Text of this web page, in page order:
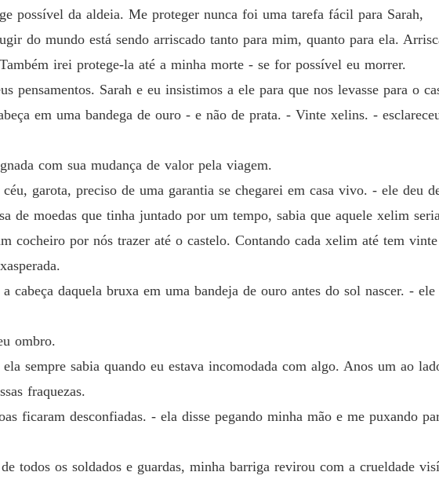
possível da aldeia. Me proteger nunca foi uma tarefa fácil para Sarah,
do mundo está sendo arriscado tanto para mim, quanto para ela.
irei protege-la até a minha morte - se for possível eu morrer.
pensamentos. Sarah e eu insistimos a ele para que nos levasse para o
em uma bandega de ouro - e não de prata. - Vinte xelins. -
com sua mudança de valor pela viagem.
garota, preciso de uma garantia se chegarei em casa vivo. - ele deu
de moedas que tinha juntado por um tempo, sabia que aquele xelim
cocheiro por nós trazer até o castelo. Contando cada xelim até tem
cabeça daquela bruxa em uma bandeja de ouro antes do sol nascer. - ele
ombro.
sempre sabia quando eu estava incomodada com algo. Anos um ao
fraquezas.
ficaram desconfiadas. - ela disse pegando minha mão e me puxando
todos os soldados e guardas, minha barriga revirou com a crueldade
Capítulo 13 Doze
Capítulo 14 Treze